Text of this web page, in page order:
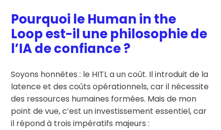
Pourquoi le Human in the
Loop est-il une philosophie de
l’IA de confiance ?
Soyons honnêtes : le HITL a un coût. Il introduit de la
latence et des coûts opérationnels, car il nécessite
des ressources humaines formées. Mais de mon
point de vue, c’est un investissement essentiel, car
il répond à trois impératifs majeurs :